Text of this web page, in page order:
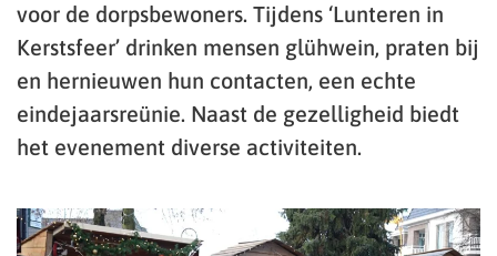
voor de dorpsbewoners. Tijdens ‘Lunteren in
Kerstsfeer’ drinken mensen glühwein, praten bij
en hernieuwen hun contacten, een echte
eindejaarsreünie. Naast de gezelligheid biedt
het evenement diverse activiteiten.